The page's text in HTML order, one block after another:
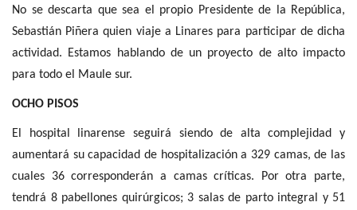
No se descarta que sea el propio Presidente de la República,
Sebastián Piñera quien viaje a Linares para participar de dicha
actividad. Estamos hablando de un proyecto de alto impacto
para todo el Maule sur.
OCHO PISOS
El hospital linarense seguirá siendo de alta complejidad y
aumentará su capacidad de hospitalización a 329 camas, de las
cuales 36 corresponderán a camas críticas. Por otra parte,
tendrá 8 pabellones quirúrgicos; 3 salas de parto integral y 51